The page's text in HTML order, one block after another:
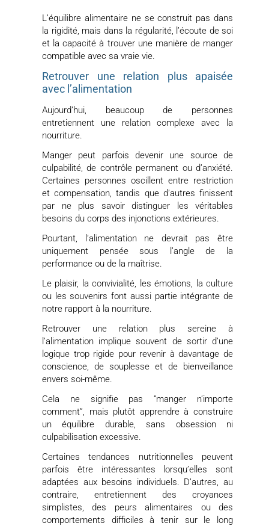
L’équilibre alimentaire ne se construit pas dans
la rigidité, mais dans la régularité, l’écoute de soi
et la capacité à trouver une manière de manger
compatible avec sa vraie vie.
Retrouver une relation plus apaisée
avec l’alimentation
Aujourd’hui, beaucoup de personnes
entretiennent une relation complexe avec la
nourriture.
Manger peut parfois devenir une source de
culpabilité, de contrôle permanent ou d’anxiété.
Certaines personnes oscillent entre restriction
et compensation, tandis que d’autres finissent
par ne plus savoir distinguer les véritables
besoins du corps des injonctions extérieures.
Pourtant, l’alimentation ne devrait pas être
uniquement pensée sous l’angle de la
performance ou de la maîtrise.
Le plaisir, la convivialité, les émotions, la culture
ou les souvenirs font aussi partie intégrante de
notre rapport à la nourriture.
Retrouver une relation plus sereine à
l’alimentation implique souvent de sortir d’une
logique trop rigide pour revenir à davantage de
conscience, de souplesse et de bienveillance
envers soi-même.
Cela ne signifie pas “manger n’importe
comment”, mais plutôt apprendre à construire
un équilibre durable, sans obsession ni
culpabilisation excessive.
Certaines tendances nutritionnelles peuvent
parfois être intéressantes lorsqu’elles sont
adaptées aux besoins individuels. D’autres, au
contraire, entretiennent des croyances
simplistes, des peurs alimentaires ou des
comportements difficiles à tenir sur le long